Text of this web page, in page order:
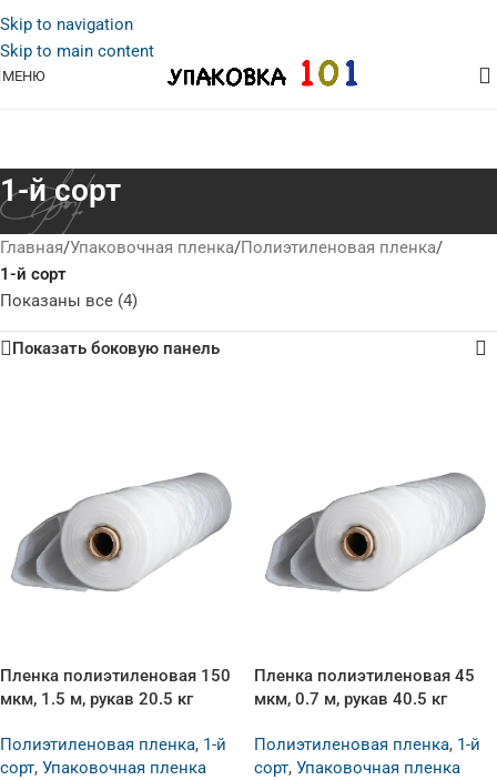
Skip to navigation
Skip to main content
МЕНЮ
1-й сорт
Главная/Упаковочная пленка/Полиэтиленовая пленка/
1-й сорт
Показаны все (4)
Показать боковую панель
Пленка полиэтиленовая 150
мкм, 1.5 м, рукав 20.5 кг
Полиэтиленовая пленка, 1-й
сорт, Упаковочная пленка
Пленка полиэтиленовая 45
мкм, 0.7 м, рукав 40.5 кг
Полиэтиленовая пленка, 1-й
сорт, Упаковочная пленка